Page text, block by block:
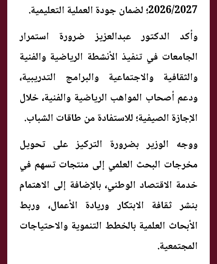
2026/2027؛ لضمان جودة العملية التعليمية.
وأكد الدكتور عبدالعزيز ضرورة استمرار
الجامعات في تنفيذ الأنشطة الرياضية والفنية
والثقافية والاجتماعية والبرامج التدريبية،
ودعم أصحاب المواهب الرياضية والفنية، خلال
الإجازة الصيفية؛ للاستفادة من طاقات الشباب.
ووجه الوزير بضرورة التركيز على تحويل
مخرجات البحث العلمي إلى منتجات تسهم في
خدمة الاقتصاد الوطني، بالإضافة إلى الاهتمام
بنشر ثقافة الابتكار وريادة الأعمال، وربط
الأبحاث العلمية بالخطط التنموية والاحتياجات
المجتمعية.